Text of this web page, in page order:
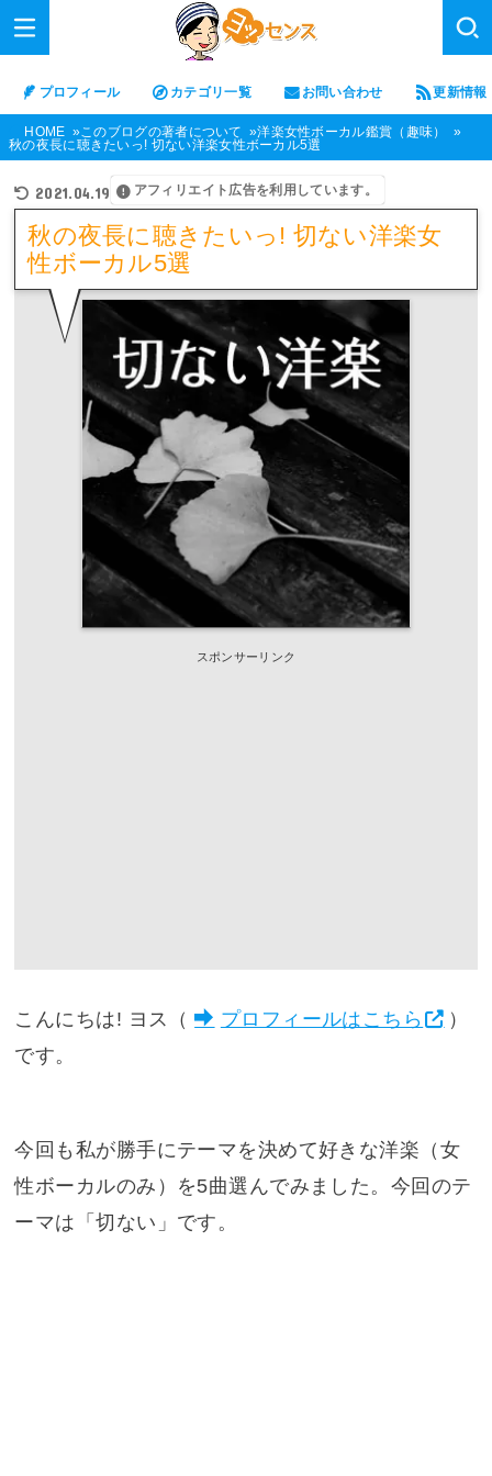
プロフィール カテゴリ一覧 お問い合わせ 更新情報
HOME このブログの著者について
洋楽女性ボーカル鑑賞（趣味）
秋の夜長に聴きたいっ! 切ない洋楽女性ボーカル5選
2021.04.19 アフィリエイト広告を利用しています。
秋の夜長に聴きたいっ! 切ない洋楽女
性ボーカル5選
スポンサーリンク
こんにちは! ヨス（ プロフィールはこちら
）
です。
今回も私が勝手にテーマを決めて好きな洋楽（女
性ボーカルのみ）を5曲選んでみました。今回のテ
ーマは「切ない」です。